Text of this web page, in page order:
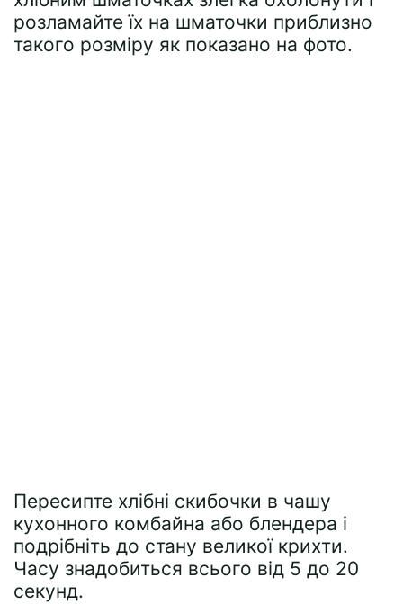
розламайте їх на шматочки приблизно
такого розміру як показано на фото.
Пересипте хлібні скибочки в чашу
кухонного комбайна або блендера і
подрібніть до стану великої крихти.
Часу знадобиться всього від 5 до 20
секунд.